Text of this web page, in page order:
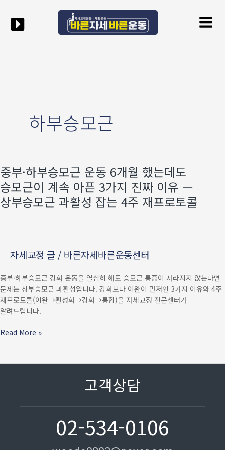
건너뛰기
하부승모근
중부·하부승모근 운동 6개월 했는데도
승모근이 계속 아픈 3가지 진짜 이유 —
상부승모근 과활성 잡는 4주 재프로토콜
자세교정 글 / 바른자세바른운동센터
중부·하부승모근 강화 운동을 열심히 해도 승모근 통증이 사라지지 않는다면
문제는 상부승모근 과활성입니다. 강화보다 이완이 먼저인 3가지 이유와 4주
재프로토콜(이완→활성화→강화→통합)을 자세교정 전문센터가
알려드립니다.
중부
하부승모근
운동
아픈
진짜
이유
—
상부승모근
잡는
Read More »
고객상담
02-534-0106